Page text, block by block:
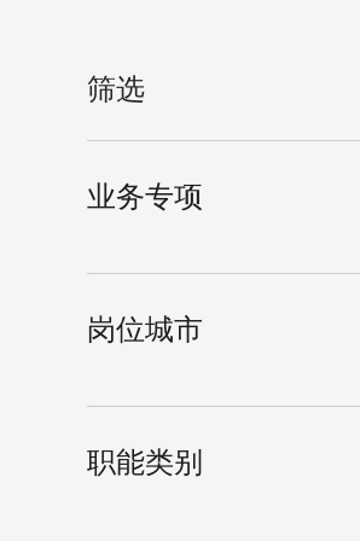
筛选
业务专项
岗位城市
职能类别